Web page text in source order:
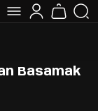
Basamak